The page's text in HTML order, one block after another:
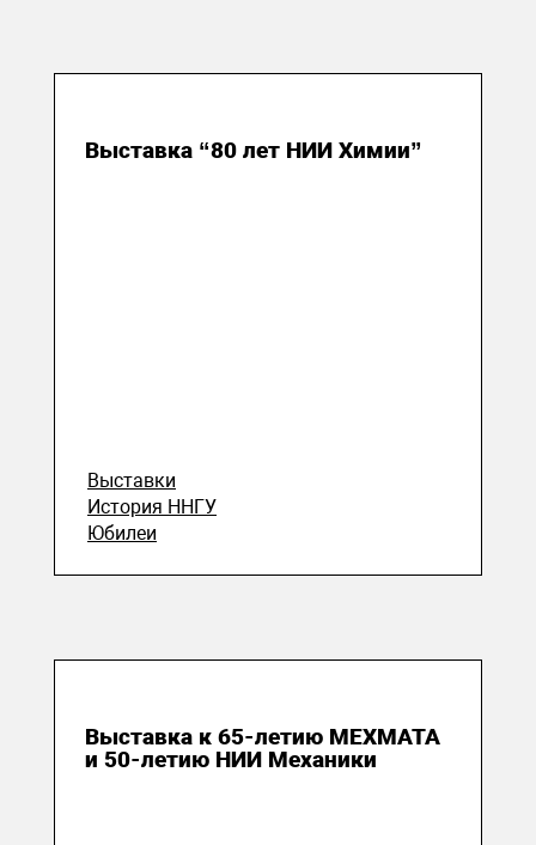
Выставка “80 лет НИИ Химии”
Выставки
История ННГУ
Юбилеи
Выставка к 65-летию МЕХМАТА
и 50-летию НИИ Механики